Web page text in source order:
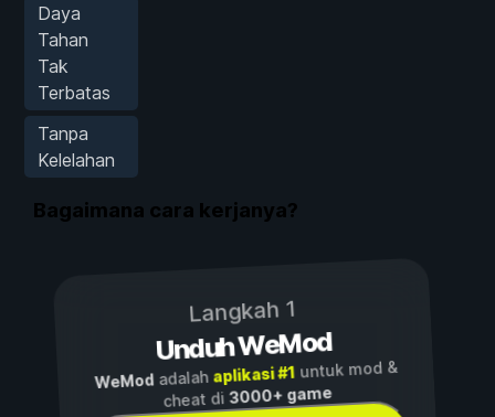
Daya
Tahan
Tak
Terbatas
Tanpa
Kelelahan
Bagaimana cara kerjanya?
Langkah 1
Unduh WeMod
WeModadalah aplikasi #1untuk mod &
cheat di3000+ game